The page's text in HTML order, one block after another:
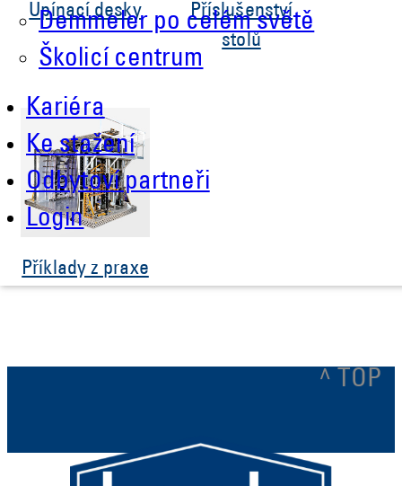
Demmeler po celém světě
Školicí centrum
Kariéra
Ke stažení
Odbytoví partneři
Login
Upínací desky
Příslušenství
stolů
Příklady z praxe
^ TOP